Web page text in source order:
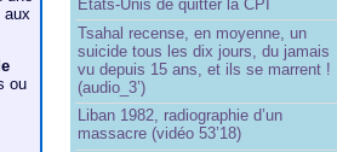
aux
ou
États-Unis de quitter la CPI
Tsahal recense, en moyenne, un
suicide tous les dix jours, du jamais
vu depuis 15 ans, et ils se marrent !
(audio_3’)
Liban 1982, radiographie d’un
massacre (vidéo 53’18)